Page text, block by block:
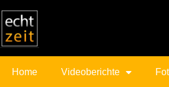
Home Videoberichte